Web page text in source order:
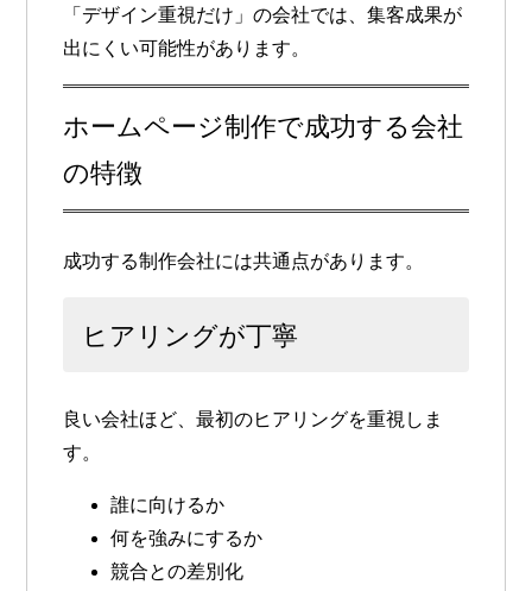
「デザイン重視だけ」の会社では、集客成果が
出にくい可能性があります。
ホームページ制作で成功する会社
の特徴
成功する制作会社には共通点があります。
ヒアリングが丁寧
良い会社ほど、最初のヒアリングを重視しま
す。
誰に向けるか
何を強みにするか
競合との差別化